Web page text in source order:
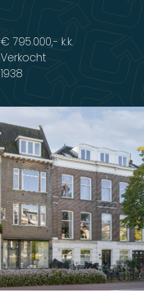
€ 795.000,- k.k.
Verkocht
1938